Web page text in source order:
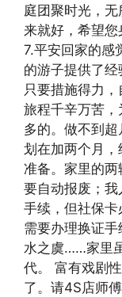
庭团聚时光，
来就好，希望您
7.平安回家的感
的游子提供了经
只要措施得力
旅程千辛万苦
多的。做不到
划在加两个月
准备。家里的
要自动报废；
手续，但社保
需要办理换证
水之虞……家里
代。 富有戏剧
了。请4S店师